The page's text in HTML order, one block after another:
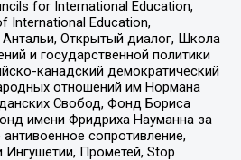
for International Education,
International Education,
Открытый диалог, Школа
и государственной политики
канадский демократический
отношений им Нормана
Свобод, Фонд Бориса
имени Фридриха Науманна за
сопротивление,
Ингушетии, Прометей, Stop